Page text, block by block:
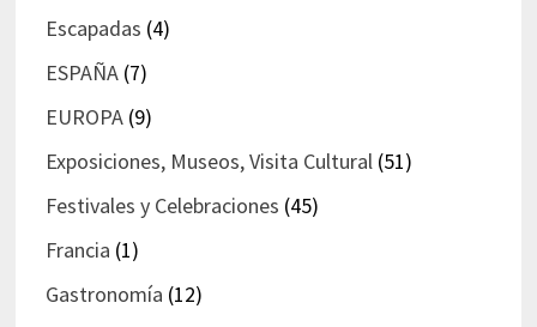
Escapadas (4)
ESPAÑA(7)
EUROPA(9)
Exposiciones, Museos, Visita Cultural(51)
Festivales y Celebraciones (45)
Francia (1)
Gastronomía (12)